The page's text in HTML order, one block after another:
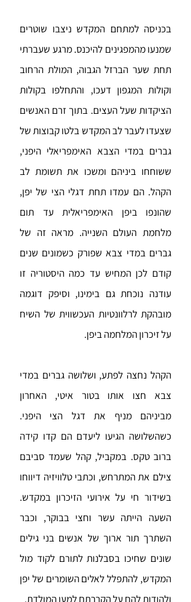
בכניסה למתחם המקדש ניצבו שוטרים
שמנעו מהמפגינים להיכנס. מרגע שעברתי
תחת שער הברזל הגבוה, המולת הרחוב
וקולות המגפון דעכו, והתחלפו בקולות
הציקדות שעל העצים. בתוך זרם האנשים
שצעדו לעבר לב המקדש בלטו קבוצות של
גברים במדי הצבא האימפריאלי היפני,
ששוחחו ביניהם ומשכו את תשומת לב
הקהל. הם עמדו תחת דגלי הצי של יפן,
שהונפו ביפן האימפריאלית עד תום
מלחמת העולם השנייה. מראה זה של
גברים במדי צבא שפורק כשמונים שנים
קודם לכן המחיש עד כמה היסטוריה זו
עודנה נוכחת גם בימינו, וסיפק דוגמה
מובהקת לרלוונטיות העכשווית של השיח
על זיכרון המלחמה ביפן.
הקהל נחצה לפתע, ושלושה גברים במדי
צבא חצו אותו בטור איטי, האחרון
מביניהם מניף את דגל הצי היפני.
כשהשלושה הגיעו ליעדם הם קדו קידה
ברוב טקס. במקביל, קהל שעמד סביבם
צילם את המתרחש, וכתבי טלוויזיה דיווחו
בשידור חי על אירועי הזיכרון במקדש.
השעה הייתה עשר וחצי בבוקר, וכבר
השתרך תור ארוך של אנשים בני גילים
שונים שחיכו בסבלנות לתורם לקוד מול
המקדש, להתפלל לאלים השומרים של יפן
ולהודות להם על הקרבתם למען המולדת.